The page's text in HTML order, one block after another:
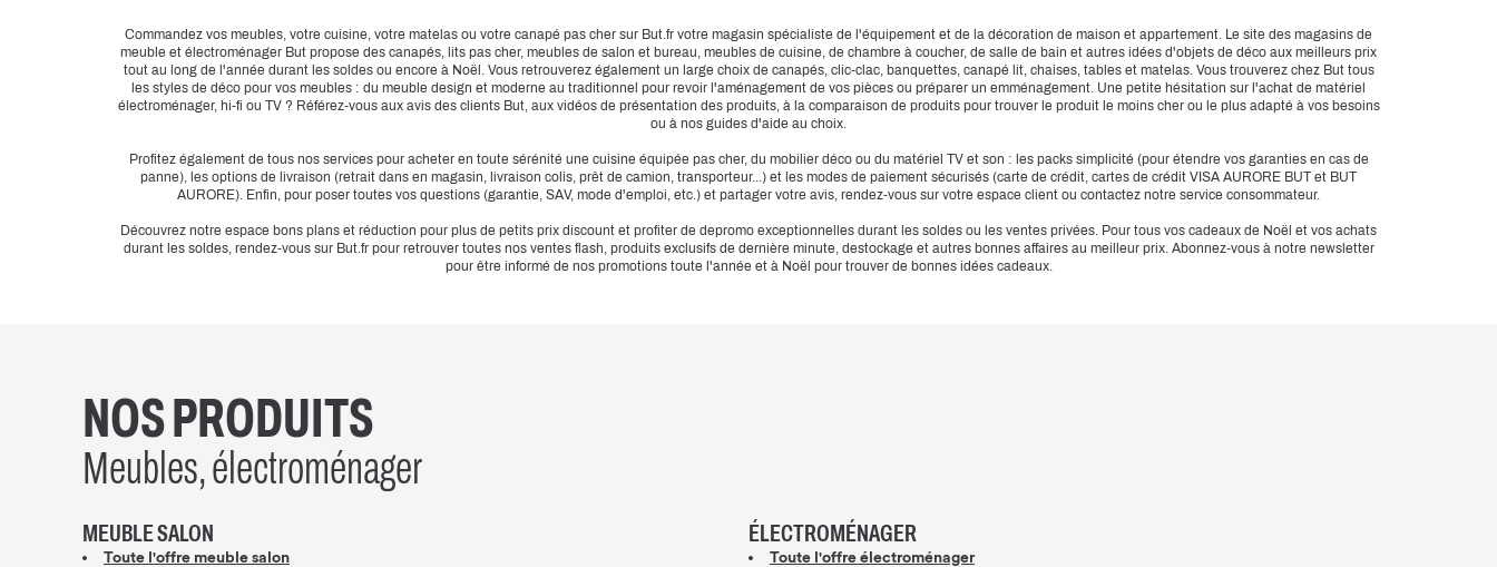
Commandez vos meubles, votre cuisine, votre matelas ou votre canapé pas cher sur But.fr votre magasin spécialiste de l'équipement et de la décoration de maison et appartement. Le site des magasins de
meuble et électroménager But propose des canapés, lits pas cher, meubles de salon et bureau, meubles de cuisine, de chambre à coucher, de salle de bain et autres idées d'objets de déco aux meilleurs prix
tout au long de l'année durant les soldes ou encore à Noël. Vous retrouverez également un large choix de canapés, clic-clac, banquettes, canapé lit, chaises, tables et matelas. Vous trouverez chez But tous
les styles de déco pour vos meubles : du meuble design et moderne au traditionnel pour revoir l'aménagement de vos pièces ou préparer un emménagement. Une petite hésitation sur l'achat de matériel
électroménager, hi-fi ou TV ? Référez-vous aux avis des clients But, aux vidéos de présentation des produits, à la comparaison de produits pour trouver le produit le moins cher ou le plus adapté à vos besoins
ou à nos guides d'aide au choix.
Profitez également de tous nos services pour acheter en toute sérénité une cuisine équipée pas cher, du mobilier déco ou du matériel TV et son : les packs simplicité (pour étendre vos garanties en cas de
panne), les options de livraison (retrait dans en magasin, livraison colis, prêt de camion, transporteur...) et les modes de paiement sécurisés (carte de crédit, cartes de crédit VISA AURORE BUT et BUT
AURORE). Enfin, pour poser toutes vos questions (garantie, SAV, mode d'emploi, etc.) et partager votre avis, rendez-vous sur votre espace client ou contactez notre service consommateur.
Découvrez notre espace bons plans et réduction pour plus de petits prix discount et profiter de depromo exceptionnelles durant les soldes ou les ventes privées. Pour tous vos cadeaux de Noël et vos achats
durant les soldes, rendez-vous sur But.fr pour retrouver toutes nos ventes flash, produits exclusifs de dernière minute, destockage et autres bonnes affaires au meilleur prix. Abonnez-vous à notre newsletter
pour être informé de nos promotions toute l'année et à Noël pour trouver de bonnes idées cadeaux.
NOS PRODUITS
Meubles, électroménager
MEUBLE SALON
Toute l'offre meuble salon
ÉLECTROMÉNAGER
Toute l'offre électroménager